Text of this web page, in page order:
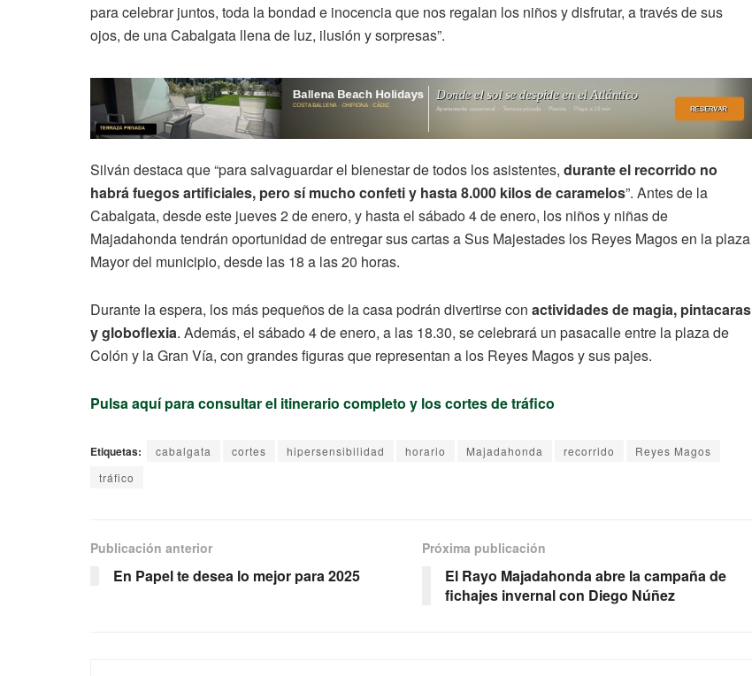
para celebrar juntos, toda la bondad e inocencia que nos regalan los niños y disfrutar, a través de sus
ojos, de una Cabalgata llena de luz, ilusión y sorpresas”.
Silván destaca que “para salvaguardar el bienestar de todos los asistentes, durante el recorrido no
habrá fuegos artificiales, pero sí mucho confeti y hasta 8.000 kilos de caramelos”. Antes de la
Cabalgata, desde este jueves 2 de enero, y hasta el sábado 4 de enero, los niños y niñas de
Majadahonda tendrán oportunidad de entregar sus cartas a Sus Majestades los Reyes Magos en la plaza
Mayor del municipio, desde las 18 a las 20 horas.
Durante la espera, los más pequeños de la casa podrán divertirse con actividades de magia, pintacaras
y globoflexia. Además, el sábado 4 de enero, a las 18.30, se celebrará un pasacalle entre la plaza de
Colón y la Gran Vía, con grandes figuras que representan a los Reyes Magos y sus pajes.
Pulsa aquí para consultar el itinerario completo y los cortes de tráfico
Etiquetas: cabalgata cortes hipersensibilidad horario Majadahonda recorrido
Reyes Magos
tráfico
Publicación anterior
En Papel te desea lo mejor para 2025
Próxima publicación
El Rayo Majadahonda abre la campaña de
fichajes invernal con Diego Núñez